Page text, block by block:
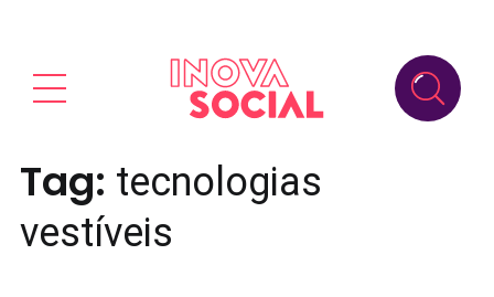
Tag: tecnologias
vestíveis